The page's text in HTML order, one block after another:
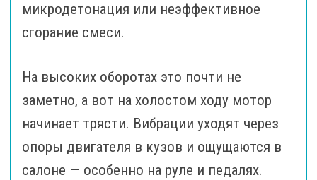
микродетонация или неэффективное
сгорание смеси.
На высоких оборотах это почти не
заметно, а вот на холостом ходу мотор
начинает трясти. Вибрации уходят через
опоры двигателя в кузов и ощущаются в
салоне — особенно на руле и педалях.